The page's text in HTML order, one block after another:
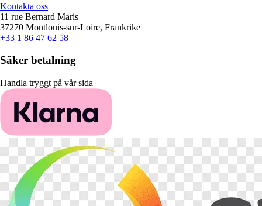
Kontakta oss
11 rue Bernard Maris
37270 Montlouis-sur-Loire, Frankrike
+33 1 86 47 62 58
Säker betalning
Handla tryggt på vår sida